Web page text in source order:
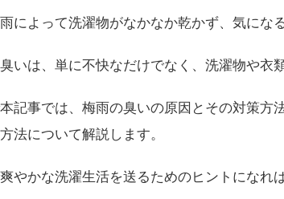
によって洗濯物がなかなか乾かず、気にな
いは、単に不快なだけでなく、洗濯物や衣
記事では、梅雨の臭いの原因とその対策方
法について解説します。
やかな洗濯生活を送るためのヒントになれ